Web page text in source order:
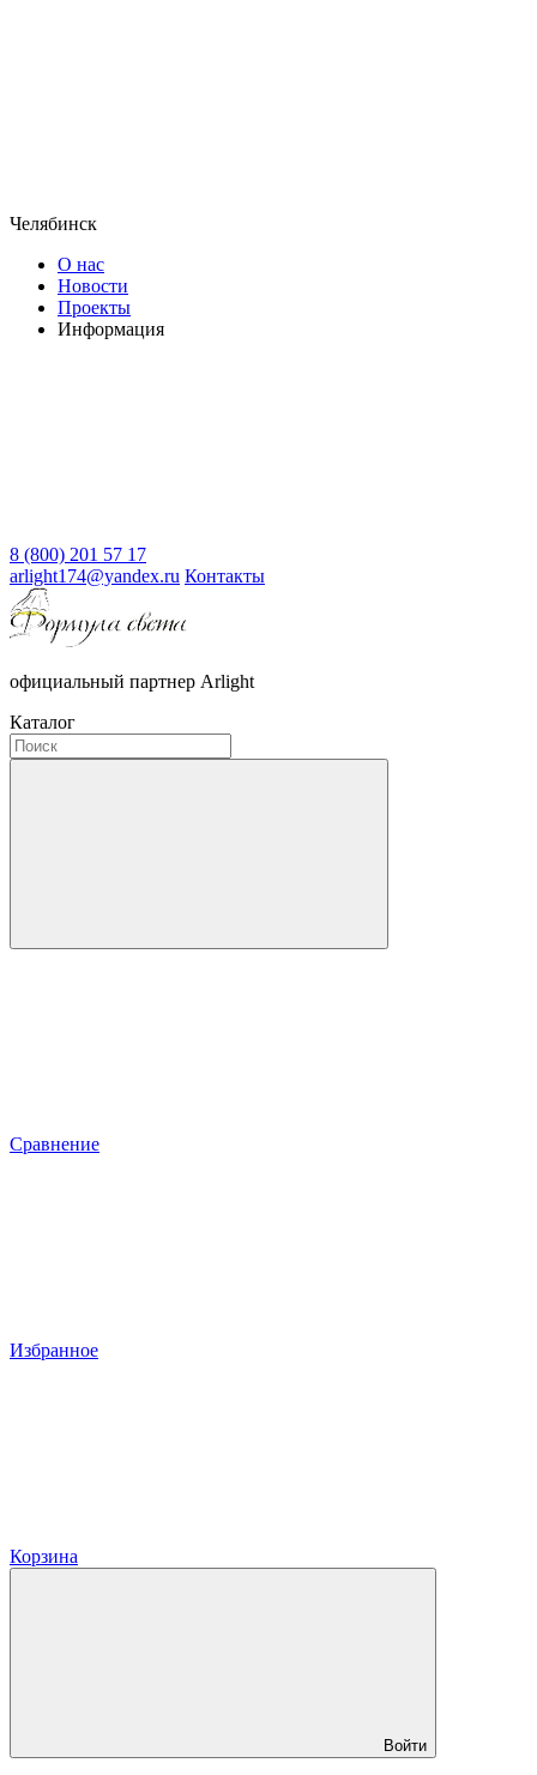
Челябинск
О нас
Новости
Проекты
Информация
8 (800) 201 57 17
arlight174@yandex.ru Контакты
официальный партнер Arlight
Каталог
Сравнение
Избранное
Корзина
Войти